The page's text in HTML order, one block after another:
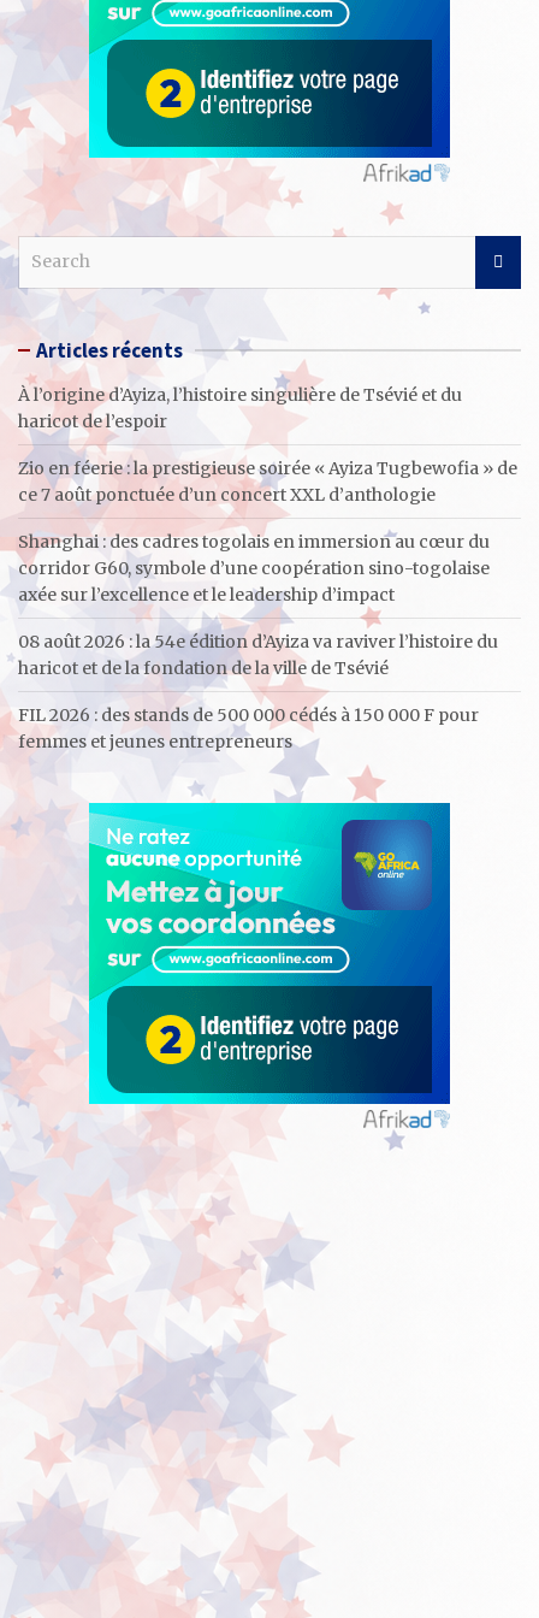
c
h
Articles récents
À l’origine d’Ayiza, l’histoire singulière de Tsévié et du
haricot de l’espoir
Zio en féerie : la prestigieuse soirée « Ayiza Tugbewofia » de
ce 7 août ponctuée d’un concert XXL d’anthologie
Shanghai : des cadres togolais en immersion au cœur du
corridor G60, symbole d’une coopération sino-togolaise
axée sur l’excellence et le leadership d’impact
08 août 2026 : la 54e édition d’Ayiza va raviver l’histoire du
haricot et de la fondation de la ville de Tsévié
FIL 2026 : des stands de 500 000 cédés à 150 000 F pour
femmes et jeunes entrepreneurs